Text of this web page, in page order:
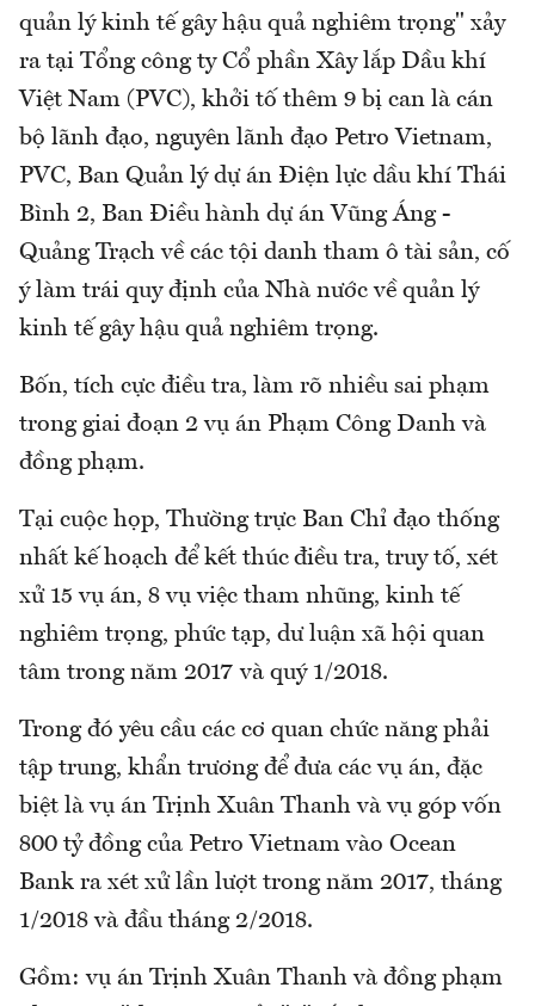
quản lý kinh tế gây hậu quả nghiêm trọng" xảy
ra tại Tổng công ty Cổ phần Xây lắp Dầu khí
Việt Nam (PVC), khởi tố thêm 9 bị can là cán
bộ lãnh đạo, nguyên lãnh đạo Petro Vietnam,
PVC, Ban Quản lý dự án Điện lực dầu khí Thái
Bình 2, Ban Điều hành dự án Vũng Áng -
Quảng Trạch về các tội danh tham ô tài sản, cố
ý làm trái quy định của Nhà nước về quản lý
kinh tế gây hậu quả nghiêm trọng.
Bốn, tích cực điều tra, làm rõ nhiều sai phạm
trong giai đoạn 2 vụ án Phạm Công Danh và
đồng phạm.
Tại cuộc họp, Thường trực Ban Chỉ đạo thống
nhất kế hoạch để kết thúc điều tra, truy tố, xét
xử 15 vụ án, 8 vụ việc tham nhũng, kinh tế
nghiêm trọng, phức tạp, dư luận xã hội quan
tâm trong năm 2017 và quý 1/2018.
Trong đó yêu cầu các cơ quan chức năng phải
tập trung, khẩn trương để đưa các vụ án, đặc
biệt là vụ án Trịnh Xuân Thanh và vụ góp vốn
800 tỷ đồng của Petro Vietnam vào Ocean
Bank ra xét xử lần lượt trong năm 2017, tháng
1/2018 và đầu tháng 2/2018.
Gồm: vụ án Trịnh Xuân Thanh và đồng phạm